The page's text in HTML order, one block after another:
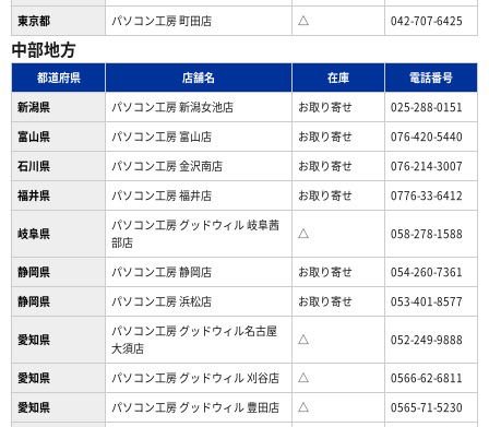
東京都
パソコン工房 町田店 △ 042-707-6425
中部地方
都道府県 店舗名 在庫
電話番号
新潟県
パソコン工房 新潟女池店 お取り寄せ
025-288-0151
富山県
パソコン工房 富山店 お取り寄せ
076-420-5440
石川県
パソコン工房 金沢南店 お取り寄せ
076-214-3007
福井県
パソコン工房 福井店 お取り寄せ 0776-33-6412
岐阜県
パソコン工房 グッドウィル 岐阜茜
部店
△ 058-278-1588
静岡県 パソコン工房 静岡店 お取り寄せ
054-260-7361
静岡県
パソコン工房 浜松店 お取り寄せ 053-401-8577
愛知県
パソコン工房 グッドウィル名古屋
大須店
△ 052-249-9888
愛知県 パソコン工房 グッドウィル 刈谷店 △
0566-62-6811
愛知県
パソコン工房 グッドウィル 豊田店 △
0565-71-5230